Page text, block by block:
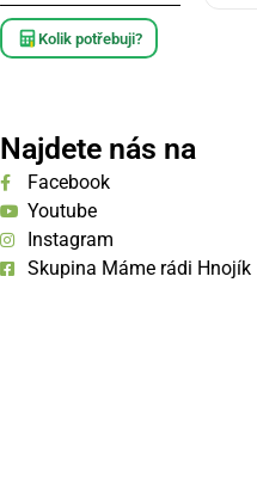
Kolik potřebuji?
Najdete nás na
Facebook
Youtube
Instagram
Skupina Máme rádi Hnojík